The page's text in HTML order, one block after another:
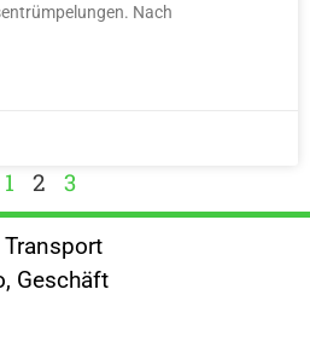
Nach
1 2 3
Geschäft